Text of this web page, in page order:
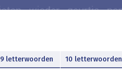
9 letterwoorden 10 letterwoorden